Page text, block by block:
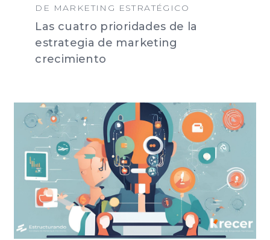
DE MARKETING ESTRATÉGICO
Las cuatro prioridades de la
estrategia de marketing
crecimiento